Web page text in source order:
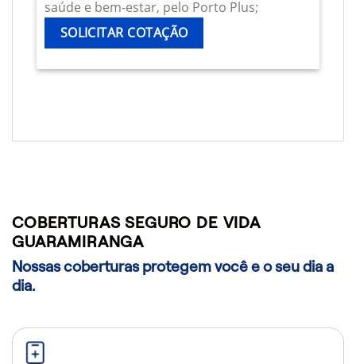
saúde e bem-estar, pelo Porto Plus;
SOLICITAR COTAÇÃO
COBERTURAS SEGURO DE VIDA
GUARAMIRANGA
Nossas coberturas protegem você e o seu dia a
dia.